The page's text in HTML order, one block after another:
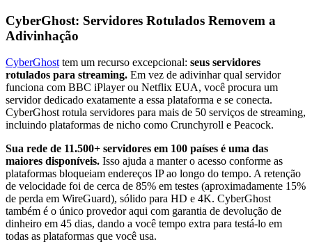
CyberGhost: Servidores Rotulados Removem a
Adivinhação
CyberGhosttem um recurso excepcional: seus servidores
rotulados para streaming. Em vez de adivinhar qual servidor
funciona com BBC iPlayer ou Netflix EUA, você procura um
servidor dedicado exatamente a essa plataforma e se conecta.
CyberGhost rotula servidores para mais de 50 serviços de streaming,
incluindo plataformas de nicho como Crunchyroll e Peacock.
Sua rede de 11.500+ servidores em 100 países é uma das
maiores disponíveis. Isso ajuda a manter o acesso conforme as
plataformas bloqueiam endereços IP ao longo do tempo. A retenção
de velocidade foi de cerca de 85% em testes (aproximadamente 15%
de perda em WireGuard), sólido para HD e 4K. CyberGhost
também é o único provedor aqui com garantia de devolução de
dinheiro em 45 dias, dando a você tempo extra para testá-lo em
todas as plataformas que você usa.